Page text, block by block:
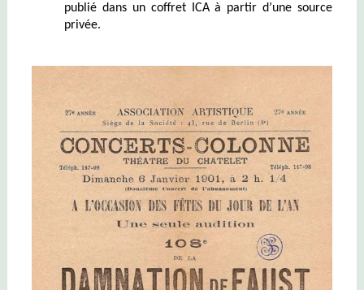
publié dans un coffret ICA à partir d’une source
privée.